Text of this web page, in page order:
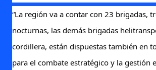
“La región va a contar con 23 brigadas,
nocturnas, las demás brigadas
cordillera, están dispuestas también en
para el combate estratégico y la gestión